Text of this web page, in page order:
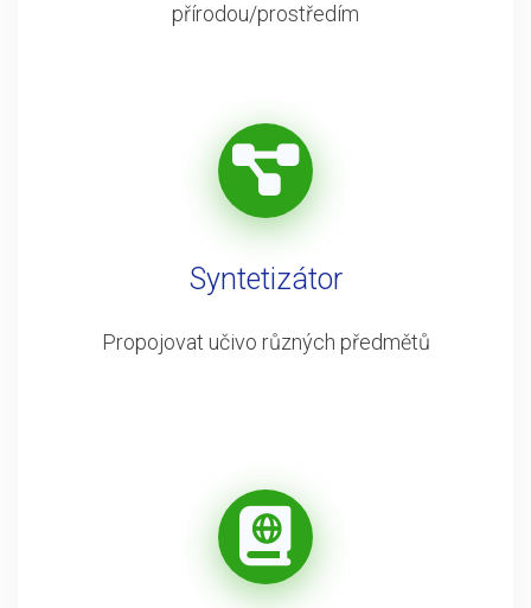
přírodou/prostředím
Syntetizátor
Propojovat učivo různých předmětů